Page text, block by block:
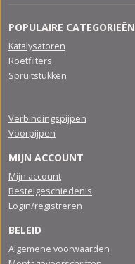
POPULAIRE CATEGORIEËN
Katalysatoren
Roetfilters
Spruitstukken
Verbindingspijpen
Voorpijpen
MIJN ACCOUNT
Mijn account
Bestelgeschiedenis
Login/registreren
BELEID
Algemene voorwaarden